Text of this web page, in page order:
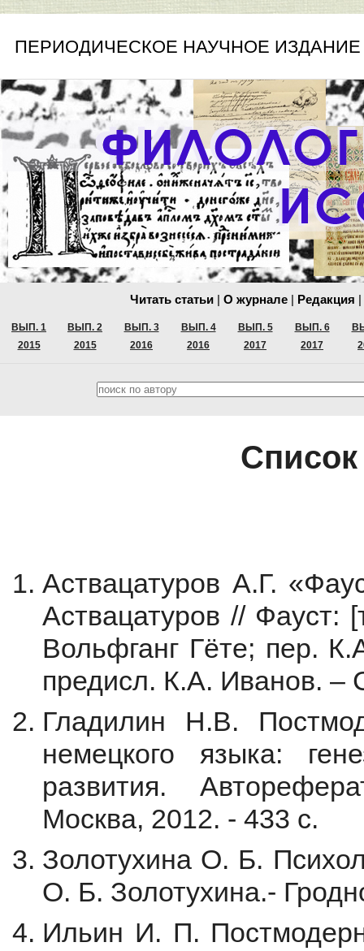
ПЕРИОДИЧЕСКОЕ НАУЧНОЕ ИЗДАНИЕ
Читать статьи | О журнале | Редакция |
ВЫП. 1
2015
ВЫП. 2
2015
ВЫП. 3
2016
ВЫП. 4
2016
ВЫП. 5
2017
ВЫП. 6
2017
Аствацатуров А.Г.
Аствацатуров // Фауст:
Вольфганг Гёте; пер.
предисл. К.А. Иванов. –
Гладилин Н.В.
немецкого языка:
развития.
Москва, 2012. - 433 с.
Золотухина О. Б.
О. Б. Золотухина.-
Ильин И. П.